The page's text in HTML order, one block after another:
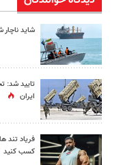
شاید ناچار
تایید شد:
ایران
فریاد تند
کسب کنید